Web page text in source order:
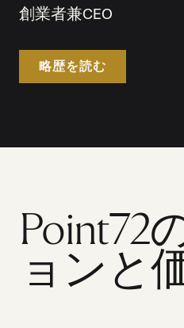
創業者兼CEO
略歴を読む
Point72
ョンと